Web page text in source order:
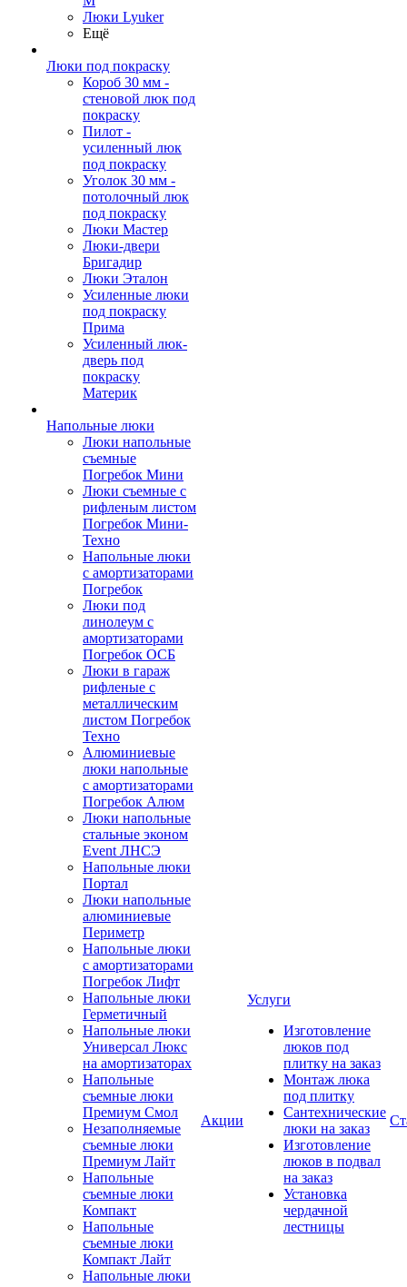
Люки Lyuker
Ещё
Люки под покраску
Короб 30 мм -
стеновой люк под
покраску
Пилот -
усиленный люк
под покраску
Уголок 30 мм -
потолочный люк
под покраску
Люки Мастер
Люки-двери
Бригадир
Люки Эталон
Усиленные люки
под покраску
Прима
Усиленный люк-
дверь под
покраску
Материк
Напольные люки
Люки напольные
съемные
Погребок Мини
Люки съемные с
рифленым листом
Погребок Мини-
Техно
Напольные люки
с амортизаторами
Погребок
Люки под
линолеум с
амортизаторами
Погребок ОСБ
Люки в гараж
рифленые с
металлическим
листом Погребок
Техно
Алюминиевые
люки напольные
с амортизаторами
Погребок Алюм
Люки напольные
стальные эконом
Event ЛНСЭ
Напольные люки
Портал
Люки напольные
алюминиевые
Периметр
Напольные люки
с амортизаторами
Погребок Лифт
Напольные люки
Герметичный
Напольные люки
Универсал Люкс
на амортизаторах
Напольные
съемные люки
Премиум Смол
Незаполняемые
съемные люки
Премиум Лайт
Напольные
съемные люки
Компакт
Напольные
съемные люки
Компакт Лайт
Напольные люки
Акции
Услуги
Изготовление
люков под
плитку на заказ
Монтаж люка
под плитку
Сантехнические
люки на заказ
Изготовление
люков в подвал
на заказ
Установка
чердачной
лестницы